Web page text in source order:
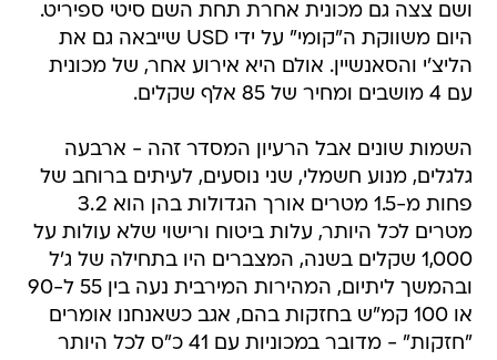
ושם צצה גם מכונית אחרת תחת השם סיטי ספיריט.
היום משווקת ה"קומי" על ידי USD שייבאה גם את
הליצ'י והסאנשיין. אולם היא אירוע אחר, של מכונית
עם 4 מושבים ומחיר של 85 אלף שקלים.
השמות שונים אבל הרעיון המסדר זהה - ארבעה
גלגלים, מנוע חשמלי, שני נוסעים, לעיתים ברוחב של
פחות מ-1.5 מטרים אורך הגדולות בהן הוא 3.2
מטרים לכל היותר, עלות ביטוח ורישוי שלא עולות על
1,000 שקלים בשנה, המצברים היו בתחילה של ג'ל
ובהמשך ליתיום, המהירות המירבית נעה בין 55 ל-90
או 100 קמ"ש בחזקות בהם, אגב כשאנחנו אומרים
"חזקות" - מדובר במכוניות עם 41 כ"ס לכל היותר